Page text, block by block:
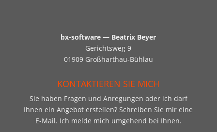
bx-software — Beatrix Beyer
Gerichtsweg 9
01909 Großharthau-Bühlau
KONTAKTIEREN SIE MICH
Sie haben Fragen und Anregungen oder ich darf
Ihnen ein Angebot erstellen? Schreiben Sie mir eine
E-Mail. Ich melde mich umgehend bei Ihnen.